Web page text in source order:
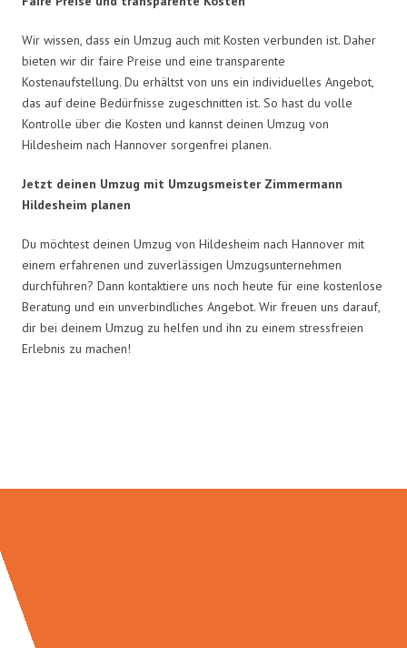
Wir wissen, dass ein Umzug auch mit Kosten verbunden ist. Daher
bieten wir dir faire Preise und eine transparente
Kostenaufstellung. Du erhältst von uns ein individuelles Angebot,
das auf deine Bedürfnisse zugeschnitten ist. So hast du volle
Kontrolle über die Kosten und kannst deinen Umzug von
Hildesheim nach Hannover sorgenfrei planen.
Jetzt deinen Umzug mit Umzugsmeister Zimmermann
Hildesheim planen
Du möchtest deinen Umzug von Hildesheim nach Hannover mit
einem erfahrenen und zuverlässigen Umzugsunternehmen
durchführen? Dann kontaktiere uns noch heute für eine kostenlose
Beratung und ein unverbindliches Angebot. Wir freuen uns darauf,
dir bei deinem Umzug zu helfen und ihn zu einem stressfreien
Erlebnis zu machen!